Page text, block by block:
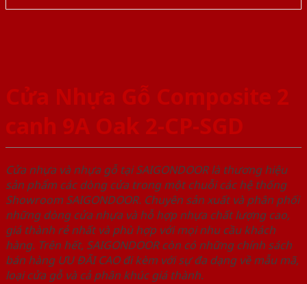
Cửa Nhựa Gỗ Composite 2
canh 9A Oak 2-CP-SGD
Cửa nhựa và nhựa gỗ tại SAIGONDOOR là thương hiệu
sản phẩm các dòng cửa trong một chuỗi các hệ thống
Showroom SAIGONDOOR. Chuyên sản xuất và phân phối
những dòng cửa nhựa và hỗ hợp nhựa chất lượng cao,
giá thành rẻ nhất và phù hợp với mọi nhu cầu khách
hàng. Trên hết, SAIGONDOOR còn có những chính sách
bán hàng ƯU ĐÃI CAO đi kèm với sự đa dạng về mẫu mã,
loại cửa gỗ và cả phân khúc giá thành.